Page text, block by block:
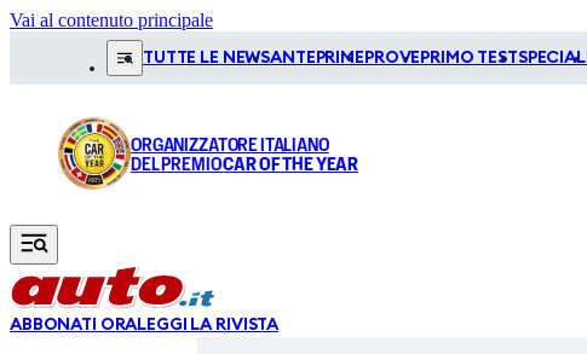
Vai al contenuto principale
TUTTE LE NEWSANTEPRIME PROVE PRIMO TESTSPECIALI
ORGANIZZATORE ITALIANO
DEL PREMIOCAR OF THE YEAR
ABBONATI ORALEGGI LA RIVISTA